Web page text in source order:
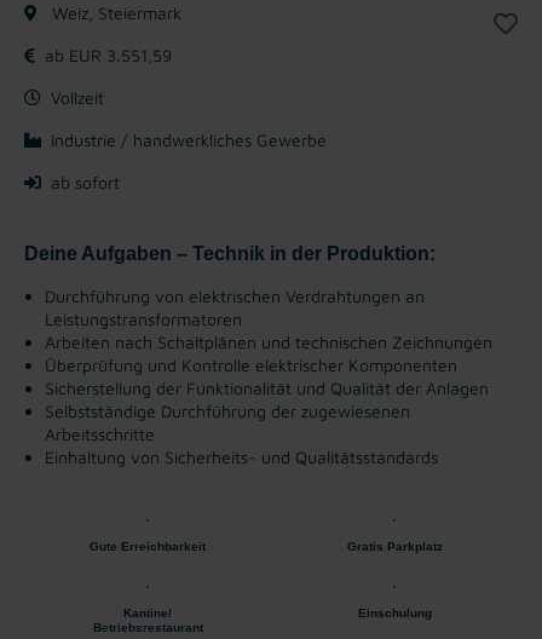
Weiz, Steiermark
ab EUR 3.551,59
Vollzeit
Industrie / handwerkliches Gewerbe
ab sofort
Deine Aufgaben – Technik in der Produktion:
Durchführung von elektrischen Verdrahtungen an
Leistungstransformatoren
Arbeiten nach Schaltplänen und technischen Zeichnungen
Überprüfung und Kontrolle elektrischer Komponenten
Sicherstellung der Funktionalität und Qualität der Anlagen
Selbstständige Durchführung der zugewiesenen
Arbeitsschritte
Einhaltung von Sicherheits- und Qualitätsstandards
Gute Erreichbarkeit Gratis Parkplatz
Kantine/
Betriebsrestaurant
Einschulung